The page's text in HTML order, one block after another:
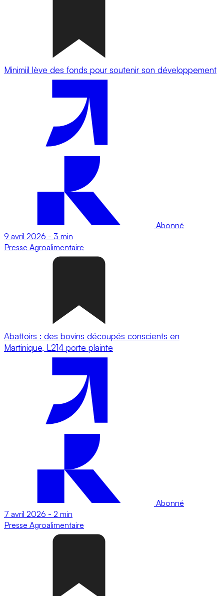
Minimiil lève des fonds pour soutenir son développement
Abonné
9 avril 2026 - 3 min
Presse Agroalimentaire
Abattoirs : des bovins découpés conscients en
Martinique, L214 porte plainte
Abonné
7 avril 2026 - 2 min
Presse Agroalimentaire